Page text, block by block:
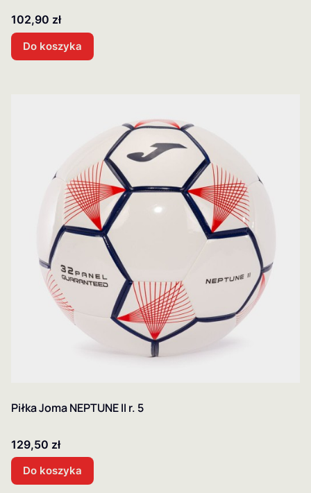
Cena
102,90 zł
Do koszyka
Piłka Joma NEPTUNE II r. 5
Cena
129,50 zł
Do koszyka